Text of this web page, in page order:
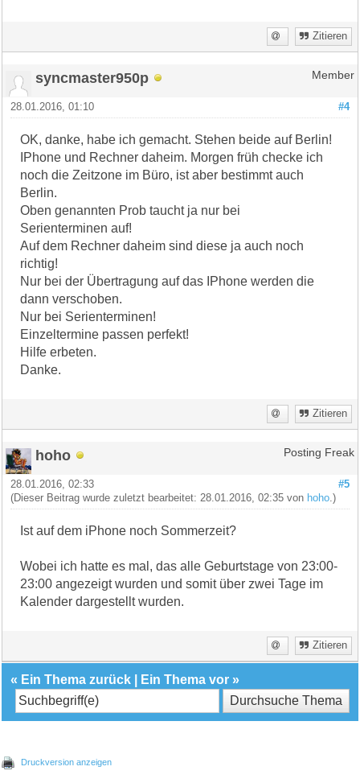
Zitieren
syncmaster950p Member
#4
28.01.2016, 01:10
OK, danke, habe ich gemacht. Stehen beide auf Berlin!
IPhone und Rechner daheim. Morgen früh checke ich
noch die Zeitzone im Büro, ist aber bestimmt auch
Berlin.
Oben genannten Prob taucht ja nur bei
Serienterminen auf!
Auf dem Rechner daheim sind diese ja auch noch
richtig!
Nur bei der Übertragung auf das IPhone werden die
dann verschoben.
Nur bei Serienterminen!
Einzeltermine passen perfekt!
Hilfe erbeten.
Danke.
Zitieren
hoho Posting Freak
#5
28.01.2016, 02:33
(Dieser Beitrag wurde zuletzt bearbeitet: 28.01.2016, 02:35 von hoho .)
Ist auf dem iPhone noch Sommerzeit?
Wobei ich hatte es mal, das alle Geburtstage von 23:00-
23:00 angezeigt wurden und somit über zwei Tage im
Kalender dargestellt wurden.
Zitieren
« Ein Thema zurück Ein Thema vor »
Druckversion anzeigen